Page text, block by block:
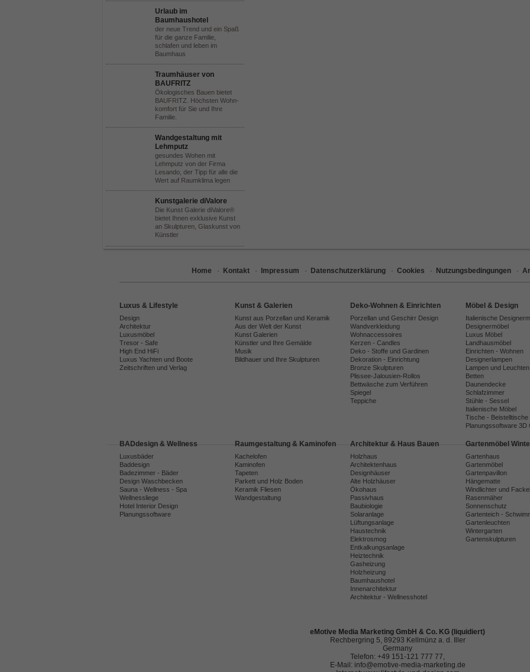
Urlaub im
Baumhaushotel
der neue Trend und ein Spaß
für die ganze Familie,
schlafen und leben im
Baumhaus
Traumhäuser von
BAUFRITZ
Ökologisches Bauen bietet
BAUFRITZ. Höchsten Wohn-
komfort für Sie und Ihre
Familie.
Wandgestaltung mit
Lehmputz
gesundes Wohen mit
Lehmputz von der Firma
Lesando, der Tipp für alle die
Wert auf Raumklima legen
Kunstgalerie diValore
Die Kunst Galerie diValore®
bietet Ihnen exklusive Kunst
an Skulpturen, Glaskunst von
Künstler
Home · Kontakt · Impressum · Datenschutzerklärung · Cookies · Nutzungsbedingungen ·
Luxus & Lifestyle
Design
Architektur
Luxusmöbel
Tresor - Safe
High End HiFi
Luxus Yachten und Boote
Zeitschriften und Verlag
Kunst & Galerien
Kunst aus Porzellan und Keramik
Aus der Welt der Kunst
Kunst Galerien
Künstler und Ihre Gemälde
Musik
Bildhauer und Ihre Skulpturen
Deko-Wohnen & Einrichten
Porzellan und Geschirr Design
Wandverkleidung
Wohnaccessoires
Kerzen - Candles
Deko - Stoffe und Gardinen
Dekoration - Einrichtung
Bronze Skulpturen
Plissee-Jalousien-Rollos
Bettwäsche zum Verführen
Spiegel
Teppiche
Möbel & Design
Italienische
Designermöbel
Luxus Möbel
Landhausmöbel
Einrichten - Wohnen
Designerlampen
Lampen und Leuchten
Betten
Daunendecke
Schlafzimmer
Stühle - Sessel
Italienische Möbel
Tische - Beistelltische
Planungssoftware 3D
BADdesign & Wellness
Luxusbäder
Baddesign
Badezimmer - Bäder
Design Waschbecken
Sauna - Wellness - Spa
Wellnessliege
Hotel Interior Design
Planungssoftware
Raumgestaltung & Kaminofen
Kachelofen
Kaminofen
Tapeten
Parkett und Holz Boden
Keramik Fliesen
Wandgestaltung
Architektur & Haus Bauen
Holzhaus
Architektenhaus
Designhäuser
Alte Holzhäuser
Ökohaus
Passivhaus
Baubiologie
Solaranlage
Lüftungsanlage
Haustechnik
Elektrosmog
Entkalkungsanlage
Heiztechnik
Gasheizung
Holzheizung
Baumhaushotel
Innenarchitektur
Architektur - Wellnesshotel
Gartenmöbel
Gartenhaus
Gartenmöbel
Gartenpavillon
Hängematte
Windlichter und
Rasenmäher
Sonnenschutz
Gartenteich -
Gartenleuchten
Wintergarten
Gartenskulpturen
eMotive Media Marketing GmbH & Co. KG (liquidiert)
Rechbergring 5, 89293 Kellmünz a. d. Iller
Germany
Telefon: +49 151-121 777 77,
E-Mail: info@emotive-media-marketing.de